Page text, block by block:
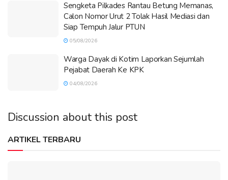
Sengketa Pilkades Rantau Betung Memanas,
Calon Nomor Urut 2 Tolak Hasil Mediasi dan
Siap Tempuh Jalur PTUN
05/08/2026
Warga Dayak di Kotim Laporkan Sejumlah
Pejabat Daerah Ke KPK
04/08/2026
Discussion about this post
ARTIKEL TERBARU